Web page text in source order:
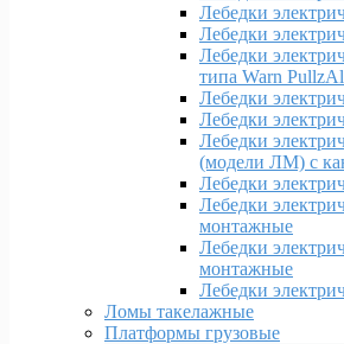
Лебедки
Лебедки
Лебедки
типа Warn
Лебедки
Лебедки
Лебедки
(модели ЛМ) с
Лебедки
Лебедки
монтажные
Лебедки
монтажные
Лебедки
Ломы такелажные
Платформы грузовые